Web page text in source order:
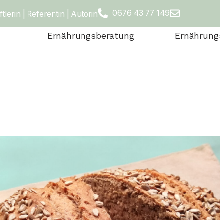
| Referentin | Autorin 0676 43 77 149
Ernährungsberatung